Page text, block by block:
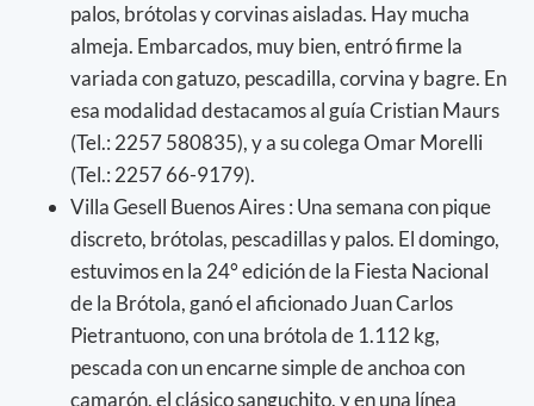
palos, brótolas y corvinas aisladas. Hay mucha
almeja. Embarcados, muy bien, entró firme la
variada con gatuzo, pescadilla, corvina y bagre. En
esa modalidad destacamos al guía Cristian Maurs
(Tel.: 2257 580835), y a su colega Omar Morelli
(Tel.: 2257 66-9179).
Villa Gesell Buenos Aires : Una semana con pique
discreto, brótolas, pescadillas y palos. El domingo,
estuvimos en la 24° edición de la Fiesta Nacional
de la Brótola, ganó el aficionado Juan Carlos
Pietrantuono, con una brótola de 1.112 kg,
pescada con un encarne simple de anchoa con
camarón, el clásico sanguchito, y en una línea